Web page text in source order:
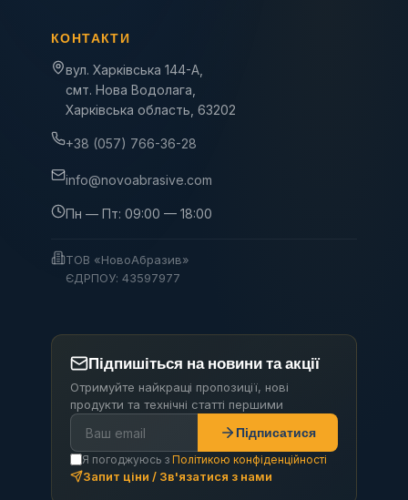
КОНТАКТИ
вул. Харківська 144-А,
смт. Нова Водолага,
Харківська область, 63202
+38 (057) 766-36-28
info@novoabrasive.com
Пн — Пт: 09:00 — 18:00
ТОВ «НовоАбразив»
ЄДРПОУ: 43597977
Підпишіться на новини та акції
Отримуйте найкращі пропозиції, нові
продукти та технічні статті першими
Підписатися
Я погоджуюсь з Політикою конфіденційності
Запит ціни / Зв'язатися з нами